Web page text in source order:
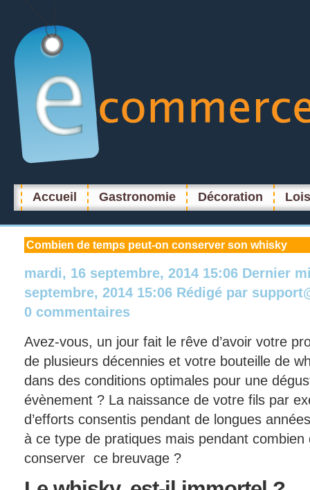
Accueil Gastronomie Décoration
Combien de temps peut-on conserver son whisky
mardi, 16 septembre, 2014 15:06 Dernier
septembre, 2014 15:06 Rédigé par
0 commentaires
Avez-vous, un jour fait le rêve d’avoir votre
de plusieurs décennies et votre bouteille de
dans des conditions optimales pour une
évènement ? La naissance de votre fils par
d’efforts consentis pendant de longues
à ce type de pratiques mais pendant
conserver ce breuvage ?